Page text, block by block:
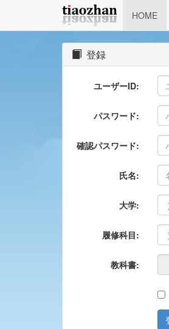
HOME
登録
ユーザーID:
パスワード:
確認パスワード:
氏名:
大学:
履修科目:
教科書: